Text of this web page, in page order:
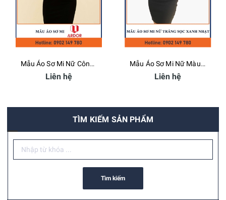
Mẫu Áo Sơ Mi Nữ Công Ty ARDOR - Bamboo Uniform
Liên hệ
Mẫu Áo Sơ Mi Nữ Màu Xanh Nhạt - Bamboo Uniform
Liên hệ
TÌM KIẾM SẢN PHẨM
Tìm kiếm